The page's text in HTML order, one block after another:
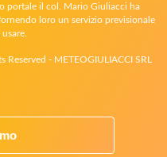
portale il col. Mario Giuliacci ha
loro un servizio previsionale
- METEOGIULIACCI SRL